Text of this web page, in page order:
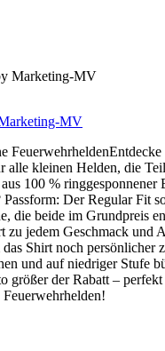
MV
kleinen Helden, die
100 %
Passform: Der Regular
die beide im Grundpreis
jedem Geschmack
Shirt noch
und auf niedriger Stufe
größer der Rabatt –